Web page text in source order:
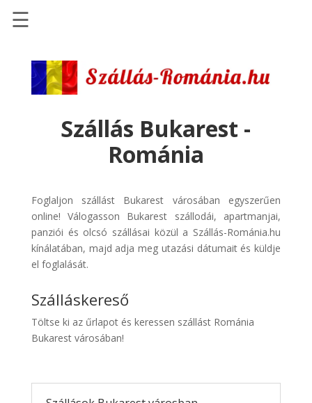
Szállások
Repülőjegy
pénzvisszatérítéssel
Discover
Cars
Transzfer
Kiwi
Taxi
☰
Szállás Bukarest -
Románia
Foglaljon szállást Bukarest városában egyszerűen
online! Válogasson Bukarest szállodái, apartmanjai,
panziói és olcsó szállásai közül a Szállás-Románia.hu
kínálatában, majd adja meg utazási dátumait és küldje
el foglalását.
Szálláskereső
Töltse ki az űrlapot és keressen szállást Románia
Bukarest városában!